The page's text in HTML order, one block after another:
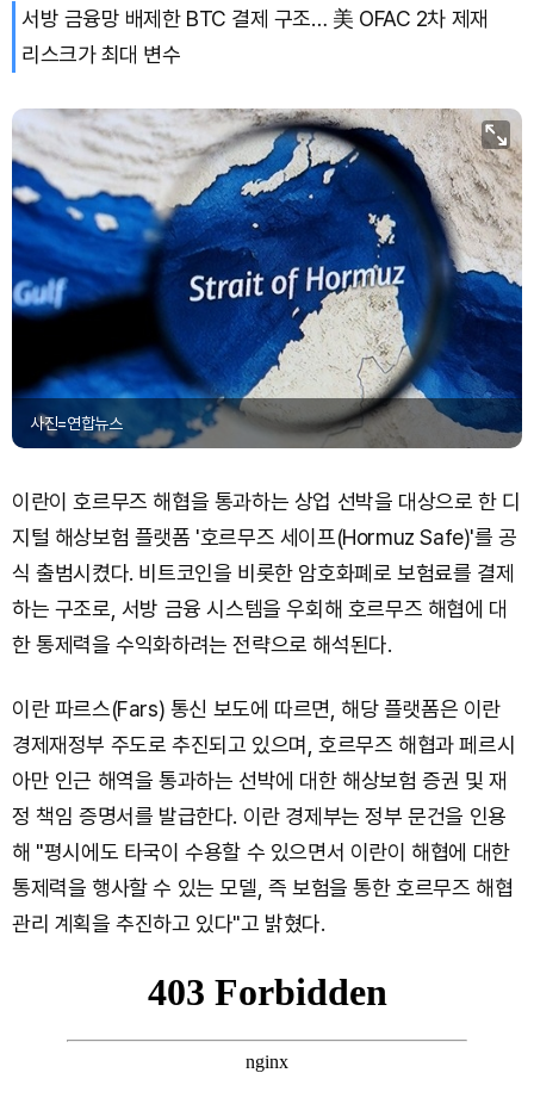
TRON (TRX)
Hyperliquid (HYPE) ₩ 79,690(-2.09%)
Dogecoin (DOGE) ₩ 97.63(-2.15%)
서방 금융망 배제한 BTC 결제 구조… 美 OFAC 2차 제재
리스크가 최대 변수
사진=연합뉴스
이란이 호르무즈 해협을 통과하는 상업 선박을 대상으로 한 디
지털 해상보험 플랫폼 '호르무즈 세이프(Hormuz Safe)'를 공
식 출범시켰다. 비트코인을 비롯한 암호화폐로 보험료를 결제
하는 구조로, 서방 금융 시스템을 우회해 호르무즈 해협에 대
한 통제력을 수익화하려는 전략으로 해석된다.
이란 파르스(Fars) 통신 보도에 따르면, 해당 플랫폼은 이란
경제재정부 주도로 추진되고 있으며, 호르무즈 해협과 페르시
아만 인근 해역을 통과하는 선박에 대한 해상보험 증권 및 재
정 책임 증명서를 발급한다. 이란 경제부는 정부 문건을 인용
해 "평시에도 타국이 수용할 수 있으면서 이란이 해협에 대한
통제력을 행사할 수 있는 모델, 즉 보험을 통한 호르무즈 해협
관리 계획을 추진하고 있다"고 밝혔다.